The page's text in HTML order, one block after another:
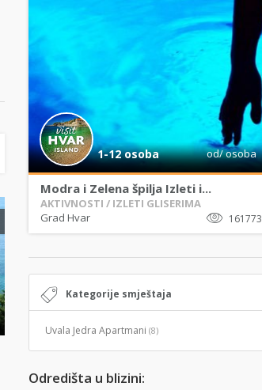
1-12 osoba od/ osoba
Modra i Zelena špilja Izleti i...
AKTIVNOSTI / IZLETI GLISERIMA
161773
Grad Hvar
Kategorije smještaja
Uvala Jedra Apartmani (8)
Odredišta u blizini: